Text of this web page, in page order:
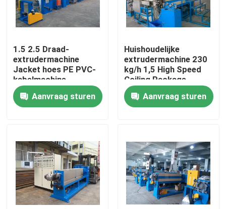
Producten
Video's
1.5 2.5 Draad-
extrudermachine
Jacket hoes PE PVC-
kabelmachine
Aanvraag sturen
Huishoudelijke
extrudermachine 230
kg/h 1,5 High Speed
Coiling Package
Machinery
Aanvraag sturen